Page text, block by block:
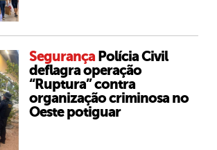
Segurança Polícia Civil
deflagra operação
“Ruptura” contra
organização criminosa no
Oeste potiguar